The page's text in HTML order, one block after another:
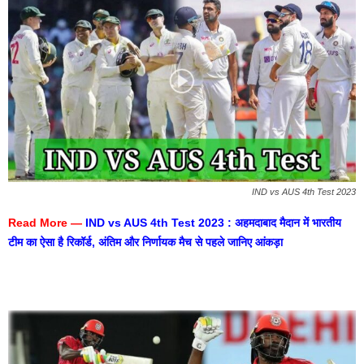
IND vs AUS 4th Test 2023
Read More — IND vs AUS 4th Test 2023 : अहमदाबाद मैदान में भारतीय
टीम का ऐसा है रिकॉर्ड, अंतिम और निर्णायक मैच से पहले जानिए आंकड़ा